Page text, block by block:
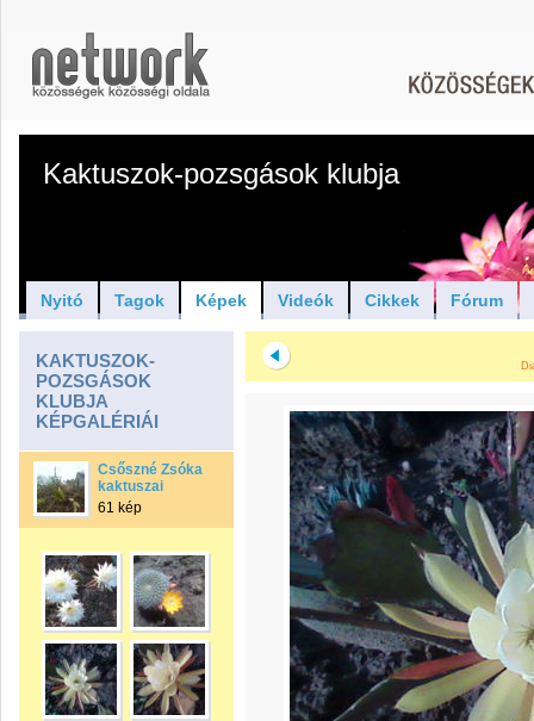
Kaktuszok-pozsgások klubja
Nyitó Tagok Képek Videók Cikkek Fórum
KAKTUSZOK-
POZSGÁSOK
KLUBJA
KÉPGALÉRIÁI
Csőszné Zsóka
kaktuszai
61 kép